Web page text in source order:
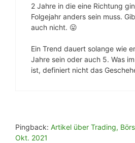
2 Jahre in die eine Richtung
Folgejahr anders sein muss.
auch nicht. 😛
Ein Trend dauert solange wie
Jahre sein oder auch 5. Was
ist, definiert nicht das
Pingback: Artikel über Trading,
Okt. 2021